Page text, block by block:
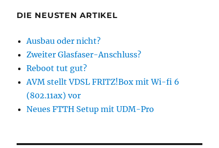
DIE NEUSTEN ARTIKEL
Ausbau oder nicht?
Zweiter Glasfaser-Anschluss?
Reboot tut gut?
AVM stellt VDSL FRITZ!Box mit Wi-fi 6
(802.11ax) vor
Neues FTTH Setup mit UDM-Pro